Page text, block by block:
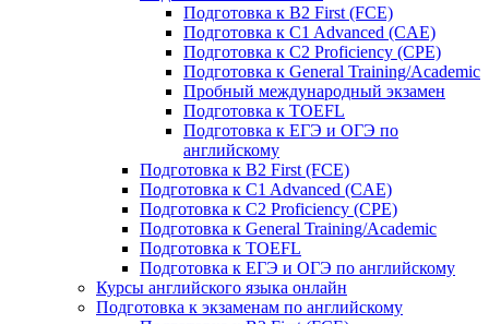
Подготовка к B2 First (FCE)
Подготовка к C1 Advanced (CAE)
Подготовка к C2 Proficiency (CPE)
Подготовка к General Training/Academic
Пробный международный экзамен
Подготовка к TOEFL
Подготовка к ЕГЭ и ОГЭ по
английскому
Подготовка к B2 First (FCE)
Подготовка к C1 Advanced (CAE)
Подготовка к C2 Proficiency (CPE)
Подготовка к General Training/Academic
Подготовка к TOEFL
Подготовка к ЕГЭ и ОГЭ по английскому
Курсы английского языка онлайн
Подготовка к экзаменам по английскому